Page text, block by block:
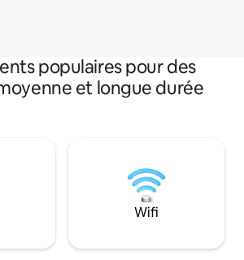
populaires pour des
et longue durée
Wifi